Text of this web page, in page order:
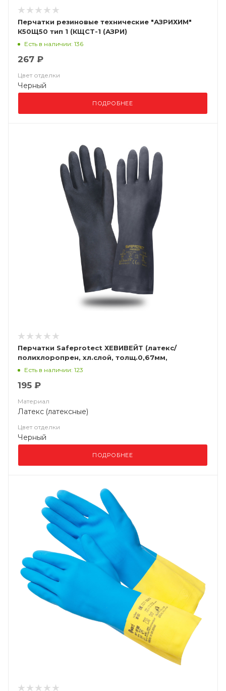
Перчатки резиновые технические "АЗРИХИМ"
К50Щ50 тип 1 (КЩСТ-1 (АЗРИ)
Есть в наличии: 136
267 ₽
Цвет отделки
Черный
ПОДРОБНЕЕ
Перчатки Safeprotect ХЕВИВЕЙТ (латекс/
полихлоропрен, хл.слой, толщ.0,67мм,
дл.320мм)
Есть в наличии: 123
195 ₽
Материал
Латекс (латексные)
Цвет отделки
Черный
ПОДРОБНЕЕ